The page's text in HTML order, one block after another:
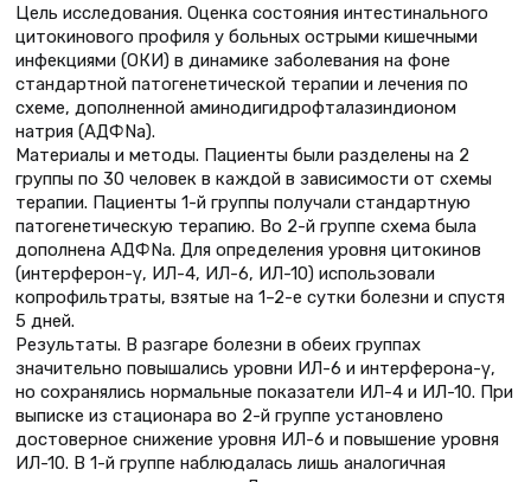
Цель исследования. Оценка состояния интестинального
цитокинового профиля у больных острыми кишечными
инфекциями (ОКИ) в динамике заболевания на фоне
стандартной патогенетической терапии и лечения по
схеме, дополненной аминодигидрофталазиндионом
натрия (АДФNа).
Материалы и методы. Пациенты были разделены на 2
группы по 30 человек в каждой в зависимости от схемы
терапии. Пациенты 1-й группы получали стандартную
патогенетическую терапию. Во 2-й группе схема была
дополнена АДФNа. Для определения уровня цитокинов
(интерферон-γ, ИЛ-4, ИЛ-6, ИЛ-10) использовали
копрофильтраты, взятые на 1–2-е сутки болезни и спустя
5 дней.
Результаты. В разгаре болезни в обеих группах
значительно повышались уровни ИЛ-6 и интерферона-γ,
но сохранялись нормальные показатели ИЛ-4 и ИЛ-10. При
выписке из стационара во 2-й группе установлено
достоверное снижение уровня ИЛ-6 и повышение уровня
ИЛ-10. В 1-й группе наблюдалась лишь аналогичная